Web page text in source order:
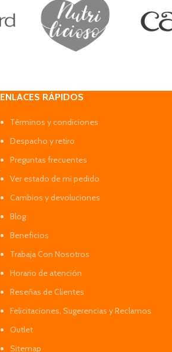
ENLACES RÁPIDOS
Términos y condiciones
Despacho y retiro
Preguntas frecuentes
Ver estado de mi pedido
Cambios y devoluciones
Blog
Beneficios
Trabaja Con Nosotros
Horario de atención
Reseñas de Clientes
Felicitaciones, Sugerencias y Reclamos
Outlet
Sitemap